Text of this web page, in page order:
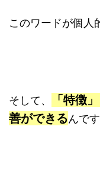
このワードが個人
そして、
「特徴
善ができるんです